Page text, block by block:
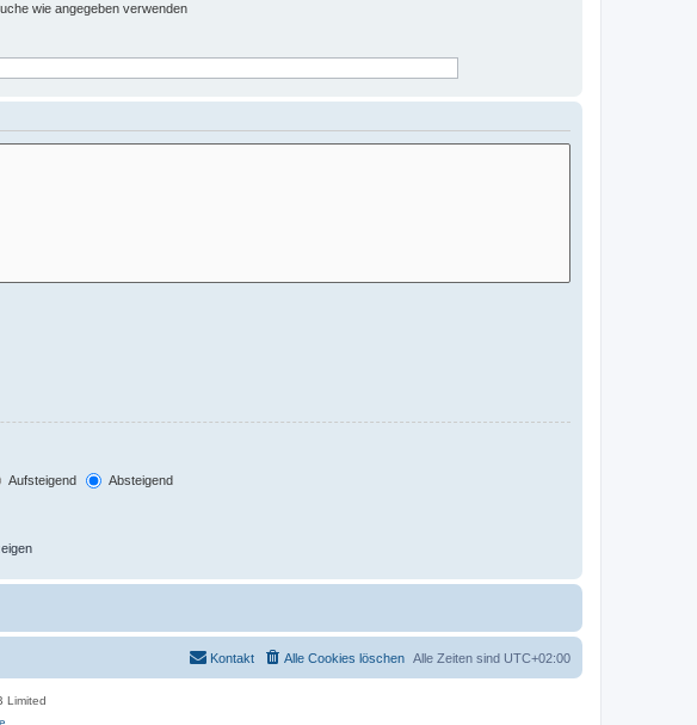
wie angegeben verwenden
Aufsteigend Absteigend
Alle Zeiten sind UTC+02:00
Alle Cookies löschen
Kontakt
Limited